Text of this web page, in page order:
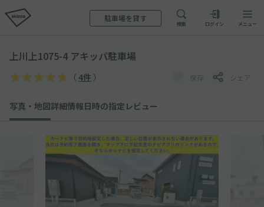
駐車場を貸す
検索 ログイン メニュー
上川上1075-4 アキッパ駐車場
（ 4件 ） 保存 シェア
写真・地図詳細情報日時の指定 レビュー